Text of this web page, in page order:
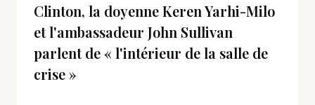
Clinton, la doyenne Keren Yarhi-Milo
et l'ambassadeur John Sullivan
parlent de « l'intérieur de la salle de
crise »